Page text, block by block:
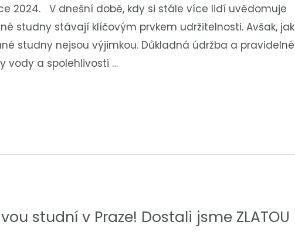
2024. V dnešní době, kdy si stále více lidí uvědomuje
studny stávají klíčovým prvkem udržitelnosti. Avšak, jak
studny nejsou výjimkou. Důkladná údržba a pravidelné
vody a spolehlivosti …
studní v Praze! Dostali jsme ZLATOU